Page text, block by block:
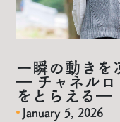
一瞬の動きを
― チャネルロ
をとらえる―
January 5, 2026